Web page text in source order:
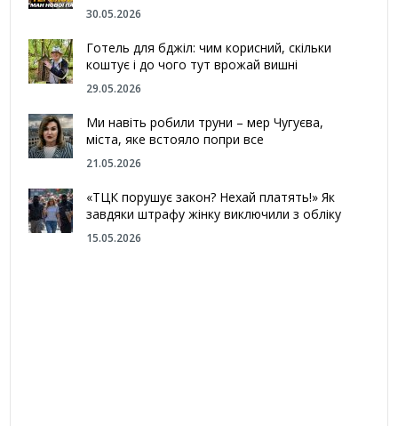
30.05.2026
Готель для бджіл: чим корисний, скільки
коштує і до чого тут врожай вишні
29.05.2026
Ми навіть робили труни – мер Чугуєва,
міста, яке встояло попри все
21.05.2026
«ТЦК порушує закон? Нехай платять!» Як
завдяки штрафу жінку виключили з обліку
15.05.2026